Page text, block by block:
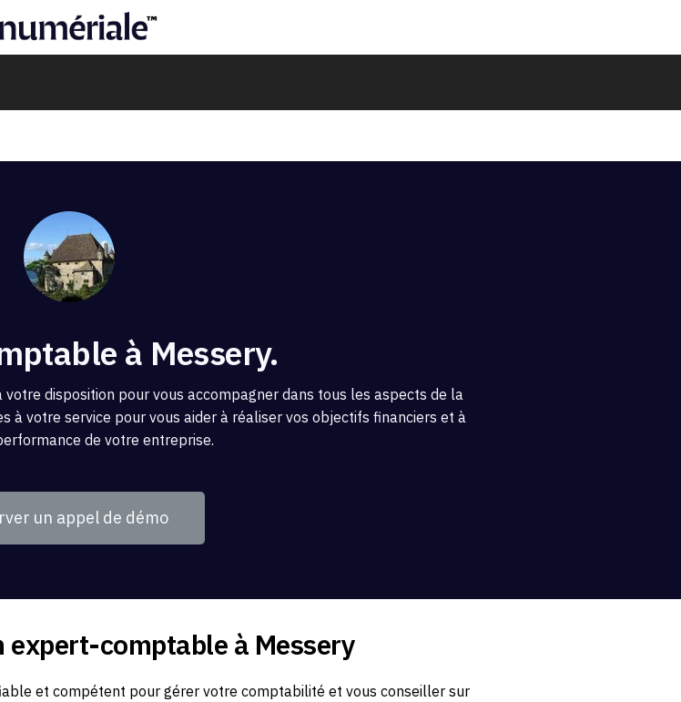
à Messery.
disposition pour vous accompagner dans tous les aspects de la
à votre service pour vous aider à réaliser vos objectifs financiers et à
de votre entreprise.
un appel de démo
expert-comptable à Messery
et compétent pour gérer votre comptabilité et vous conseiller sur